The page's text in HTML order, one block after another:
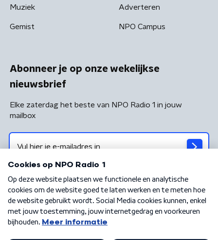
Muziek
Gemist
Adverteren
NPO Campus
Abonneer je op onze wekelijkse
nieuwsbrief
Elke zaterdag het beste van NPO Radio 1 in jouw
mailbox
Algemene voorwaarden